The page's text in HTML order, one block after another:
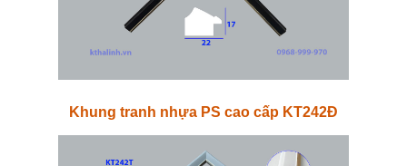
Khung tranh nhựa PS cao cấp KT242Đ